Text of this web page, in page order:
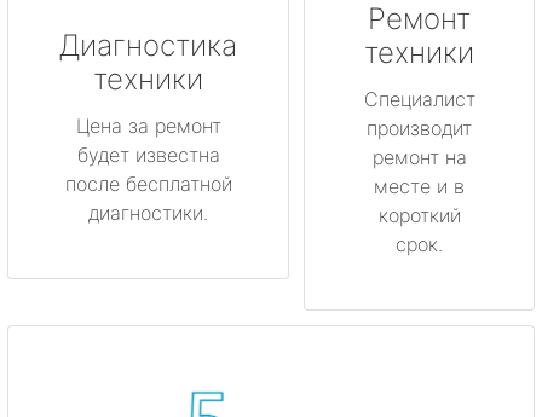
Диагностика
техники
Цена за ремонт
будет известна
после бесплатной
диагностики.
Ремонт
техники
Специалист
производит
ремонт на
месте и в
короткий
срок.